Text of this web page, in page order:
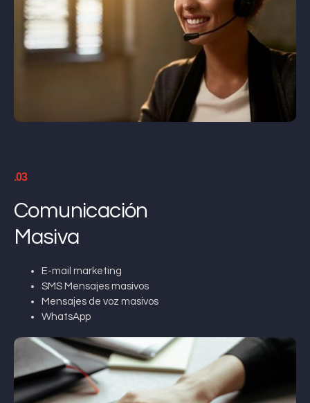
.03
Comunicación
Masiva
E-mail marketing
SMS Mensajes masivos
Mensajes de voz masivos
WhatsApp